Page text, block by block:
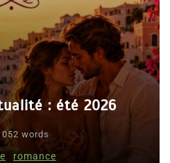
: été 2026
words
romance